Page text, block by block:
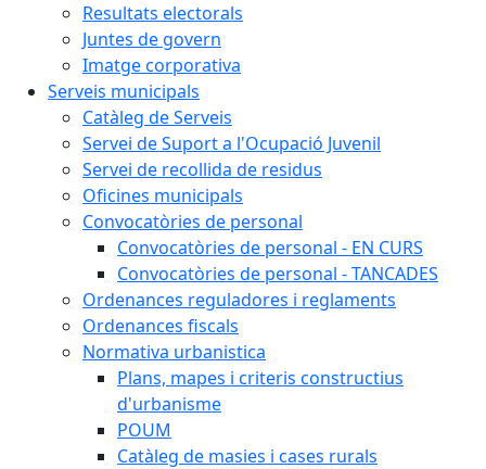
Resultats electorals
Juntes de govern
Imatge corporativa
Serveis municipals
Catàleg de Serveis
Servei de Suport a l'Ocupació Juvenil
Servei de recollida de residus
Oficines municipals
Convocatòries de personal
Convocatòries de personal - EN CURS
Convocatòries de personal - TANCADES
Ordenances reguladores i reglaments
Ordenances fiscals
Normativa urbanistica
Plans, mapes i criteris constructius
d'urbanisme
POUM
Catàleg de masies i cases rurals